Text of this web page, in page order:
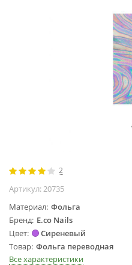
маникюра и
педикюра
Инструменты
Лампа-лупа
Лампы
2
Артикул:20735
Материал Фольга
Бренд E.co Nails
Цвет
Сиреневый
Товар Фольга переводная
Все характеристики